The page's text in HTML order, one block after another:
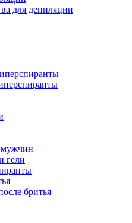
для депиляции
мужчин
гели
бритья